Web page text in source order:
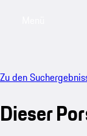
Zu den
Dieser